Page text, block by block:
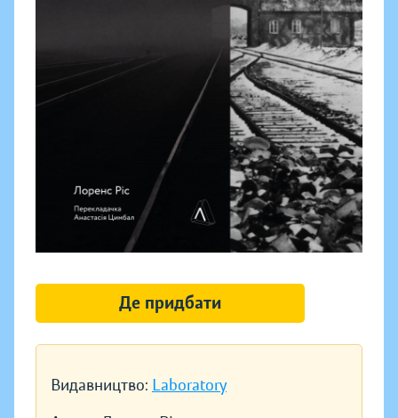
Видавництво: Laboratory
Де придбати